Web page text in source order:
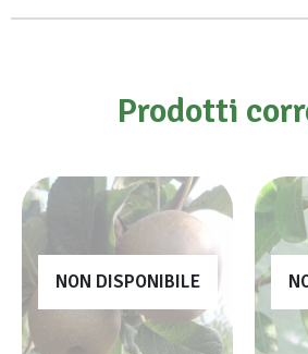
Prodotti
NON DISPONIBILE